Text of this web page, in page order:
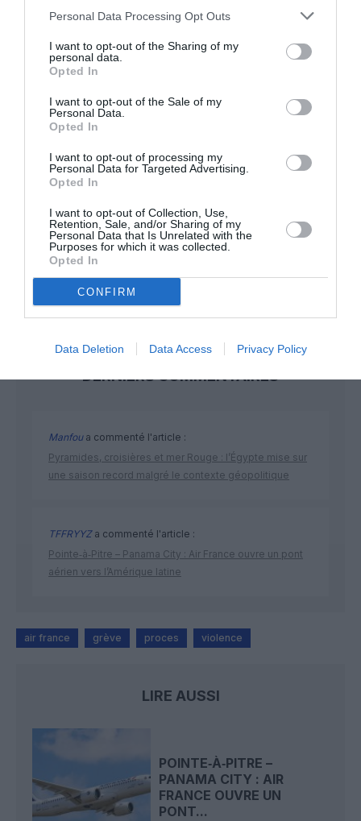
Personal Data Processing Opt Outs
I want to opt-out of the Sharing of my
personal data.
Opted In
I want to opt-out of the Sale of my
Personal Data.
Opted In
I want to opt-out of processing my
Personal Data for Targeted Advertising.
Opted In
I want to opt-out of Collection, Use,
Retention, Sale, and/or Sharing of my
Personal Data that Is Unrelated with the
Purposes for which it was collected.
Opted In
CONFIRM
Data Deletion Data Access Privacy Policy
FAIRE UN DON
Soutenez Air Journal participez
à son
NOUS SOUTENIR
DERNIERS COMMENTAIRES
Manfoua commenté l'article :
Pyramides, croisières et mer Rouge : l’Égypte mise sur
une saison record malgré le contexte géopolitique
TFFRYYZa commenté l'article :
Pointe‑à‑Pitre – Panama City : Air France ouvre un pont
aérien vers l’Amérique latine
air france grève proces violence
LIRE AUSSI
POINTE‑À‑PITRE –
PANAMA CITY : AIR
FRANCE OUVRE UN
PONT...